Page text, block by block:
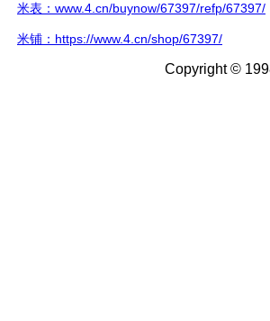
米表：www.4.cn/buynow/67397/refp/67397/
米铺：https://www.4.cn/shop/67397/
Copyright ©